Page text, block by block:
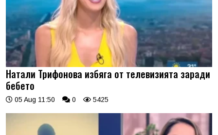
Натали Трифонова избяга от телевизията заради
бебето
05 Aug 11:50 0 5425